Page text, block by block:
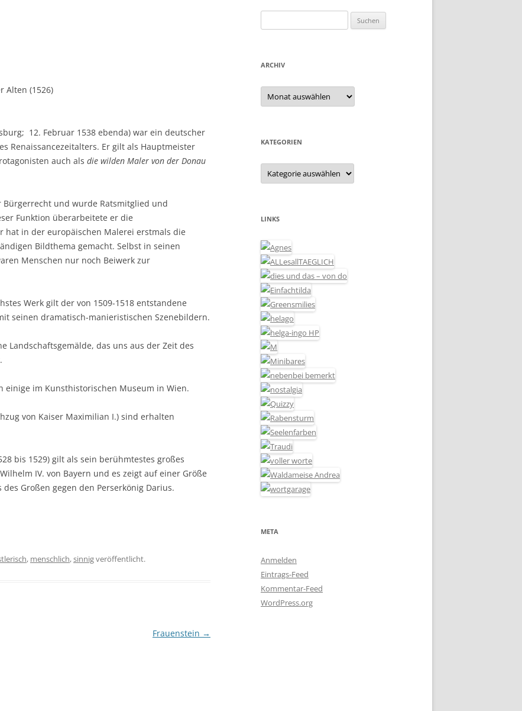
Alten (1526)
 12. Februar 1538 ebenda) war ein deutscher
Renaissancezeitalters. Er gilt als Hauptmeister
auch als die wilden Maler von der Donau
und wurde Ratsmitglied und
Funktion überarbeitete er die
hat in der europäischen Malerei erstmals die
Bildthema gemacht. Selbst in seinen
Menschen nur noch Beiwerk zur
Werk gilt der von 1509-1518 entstandene
seinen dramatisch-manieristischen Szenebildern.
Landschaftsgemälde, das uns aus der Zeit des
einige im Kunsthistorischen Museum in Wien.
von Kaiser Maximilian I.) sind erhalten
bis 1529) gilt als sein berühmtestes großes
IV. von Bayern und es zeigt auf einer Größe
Großen gegen den Perserkönig Darius.
, menschlich,sinnigveröffentlicht.
Frauenstein →
nach:
ARCHIV
Archiv
KATEGORIEN
Kategorien
LINKS
META
Anmelden
Eintrags-Feed
Kommentar-Feed
WordPress.org